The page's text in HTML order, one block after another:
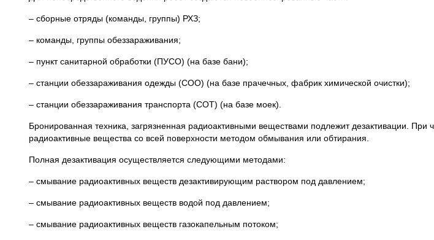
– сборные отряды (команды, группы) РХЗ;
– команды, группы обеззараживания;
– пункт санитарной обработки (ПУСО) (на базе бани);
– станции обеззараживания одежды (СОО) (на базе прачечных, фабрик химической очистки);
– станции обеззараживания транспорта (СОТ) (на базе моек).
Бронированная техника, загрязненная радиоактивными веществами подлежит дезактивации. При
радиоактивные вещества со всей поверхности методом обмывания или обтирания.
Полная дезактивация осуществляется следующими методами:
– смывание радиоактивных веществ дезактивирующим раствором под давлением;
– смывание радиоактивных веществ водой под давлением;
– смывание радиоактивных веществ газокапельным потоком;